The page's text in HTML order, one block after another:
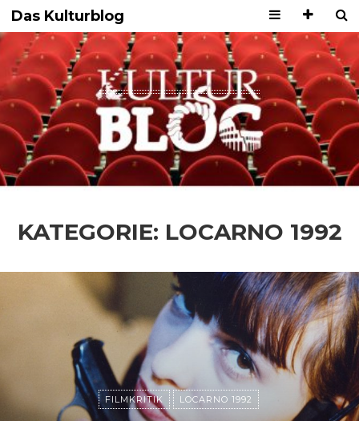
Das Kulturblog
KATEGORIE: LOCARNO 1992
FILMKRITIK LOCARNO 1992